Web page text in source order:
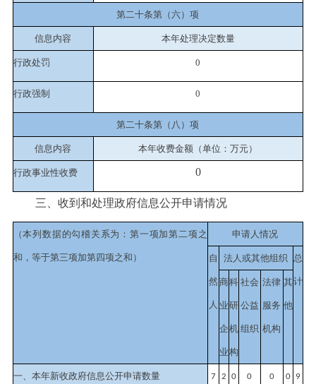
第二十条第（六）项
信息内容 本年处理决定数量
行政处罚 0
行政强制 0
第二十条第（八）项
信息内容 本年收费金额（单位：万元）
行政事业性收费 0
三、收到和处理政府信息公开申请情况
（本列数据的勾稽关系为：第一项加第二项之
和，等于第三项加第四项之和）
申请人情况
自
然
人
法人或其他组织 总
计
商
业
企
业
科
研
机
构
社会
公益
组织
法律
服务
机构
其
他
一、本年新收政府信息公开申请数量 7 2 0 0 0 0 9